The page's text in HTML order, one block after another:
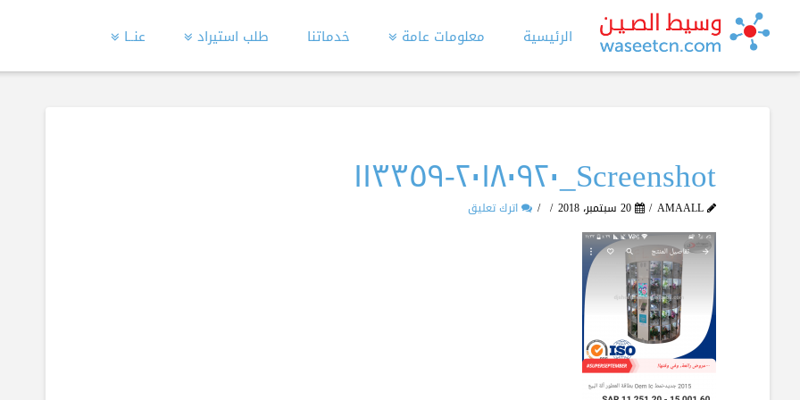
الرئيسية معلومات عامة خدماتنا طلب استيراد عنــا
Screenshot_٢٠١٨٠٩٢٠-١١٣٣٥٩
AMAALL 20 سبتمبر، 2018 اترك تعليق